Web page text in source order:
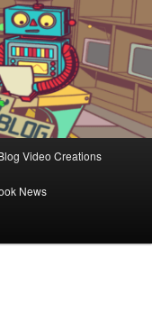
Video Creations
News